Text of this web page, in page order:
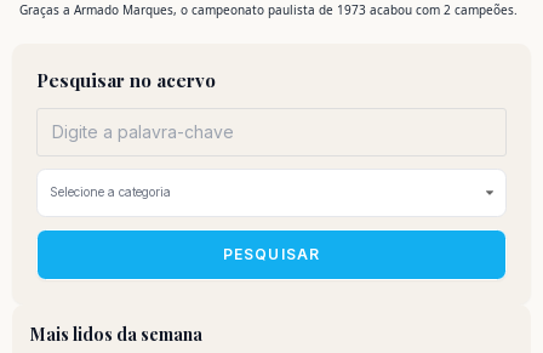
Graças a Armado Marques, o campeonato paulista de 1973 acabou com 2 campeões.
Pesquisar no acervo
PESQUISAR
Mais lidos da semana